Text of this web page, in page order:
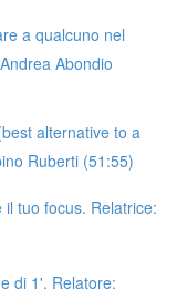
a qualcuno nel
Abondio
alternative to a
Ruberti (51:55)
tuo focus. Relatrice:
di 1'. Relatore: